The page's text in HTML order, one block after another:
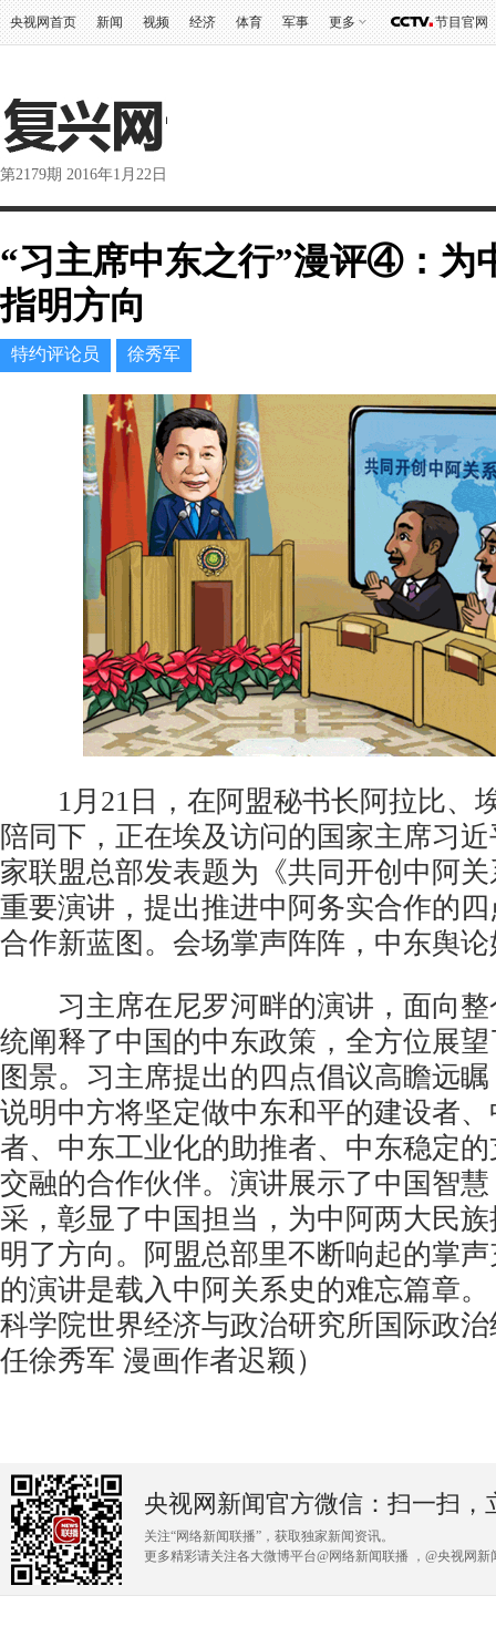
央视网首页 新闻 视频 经济 体育 军事 更多 节目官网
第2179期 2016年1月22日
“习主席中东之行”漫评④：为
指明方向
特约评论员 徐秀军
1月21日，在阿盟秘书长阿拉比、
陪同下，正在埃及访问的国家主席习
家联盟总部发表题为《共同开创中阿
重要演讲，提出推进中阿务实合作的
合作新蓝图。会场掌声阵阵，中东舆
习主席在尼罗河畔的演讲，面向整
统阐释了中国的中东政策，全方位展
图景。习主席提出的四点倡议高瞻远
说明中方将坚定做中东和平的建设者
者、中东工业化的助推者、中东稳定
交融的合作伙伴。演讲展示了中国智
采，彰显了中国担当，为中阿两大民
明了方向。阿盟总部里不断响起的掌
的演讲是载入中阿关系史的难忘篇章
科学院世界经济与政治研究所国际政
任徐秀军 漫画作者迟颖）
央视网新闻官方微信：扫一扫，
关注“网络新闻联播”，获取独家新闻资讯。
更多精彩请关注各大微博平台@网络新闻联播 ，@央视网新